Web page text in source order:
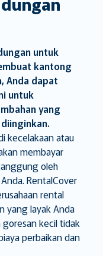
untuk
kantong
Anda dapat
untuk
yang
kecelakaan atau
membayar
oleh
RentalCover
rental
yang layak Anda
kecil tidak
perbaikan dan